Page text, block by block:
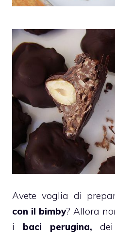
Avete voglia di
con il bimby? Allora
i baci perugina,